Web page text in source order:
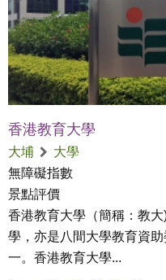
香港教育大學
大埔
大學
無障礙指數
景點評價
香港教育大學（簡稱：教
學，亦是八間大學教育資
一。香港教育大學...